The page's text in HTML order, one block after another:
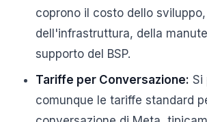
coprono il costo dello sviluppo,
dell'infrastruttura, della
supporto del BSP.
Tariffe per Conversazione: Si
comunque le tariffe standard